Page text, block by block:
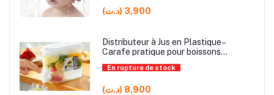
(د.ت) 3,900
Distributeur à Jus en Plastique–
Carafe pratique pour boissons
En rupture de stock
(د.ت) 8,900